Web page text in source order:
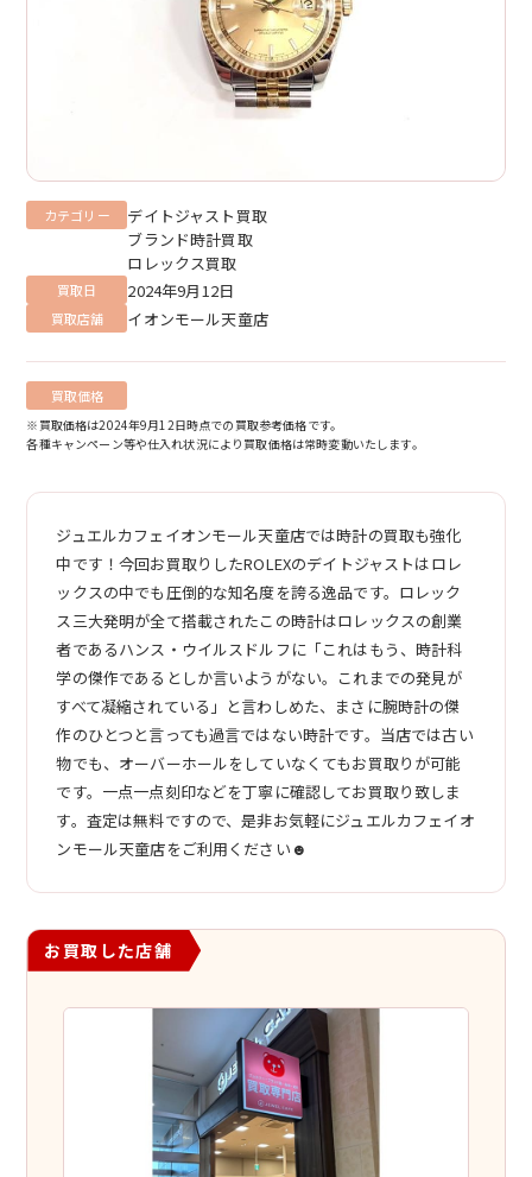
カテゴリー
デイトジャスト買取
ブランド時計買取
ロレックス買取
買取日 2024年9月12日
買取店舗 イオンモール天童店
買取価格
※買取価格は2024年9月12日時点での買取参考価格です。
各種キャンペーン等や仕入れ状況により買取価格は常時変動いたします。
ジュエルカフェイオンモール天童店では時計の買取も強化
中です！今回お買取りしたROLEXのデイトジャストはロレ
ックスの中でも圧倒的な知名度を誇る逸品です。ロレック
ス三大発明が全て搭載されたこの時計はロレックスの創業
者であるハンス・ウイルスドルフに「これはもう、時計科
学の傑作であるとしか言いようがない。これまでの発見が
すべて凝縮されている」と言わしめた、まさに腕時計の傑
作のひとつと言っても過言ではない時計です。当店では古い
物でも、オーバーホールをしていなくてもお買取りが可能
です。一点一点刻印などを丁寧に確認してお買取り致しま
す。査定は無料ですので、是非お気軽にジュエルカフェイオ
ンモール天童店をご利用ください☻
お買取した店舗